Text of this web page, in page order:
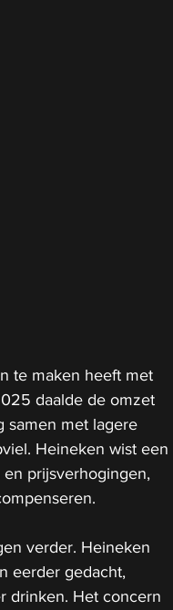
te maken heeft met
daalde de omzet
samen met lagere
Heineken wist een
prijsverhogingen,
verder. Heineken
eerder gedacht,
drinken. Het concern